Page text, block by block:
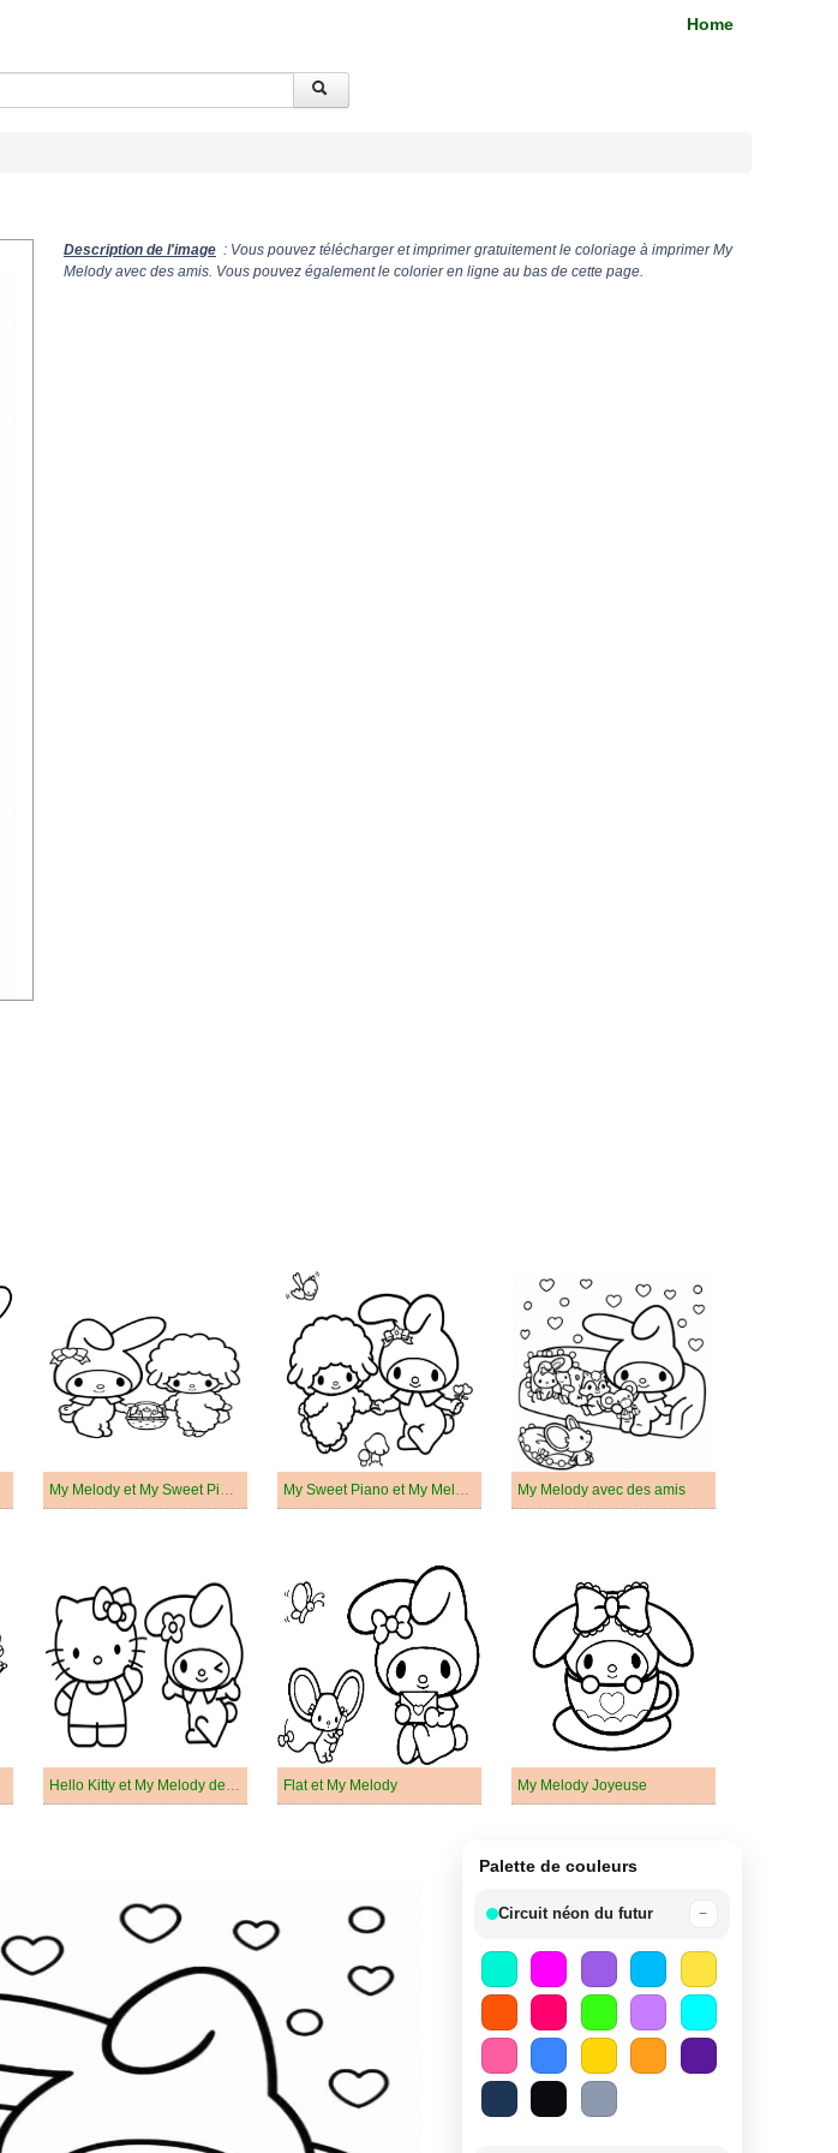
Home
Description de l'image : Vous pouvez télécharger et imprimer gratuitement le coloriage à imprimer My
Melody avec des amis. Vous pouvez également le colorier en ligne au bas de cette page.
My Melody avec des amis
Flat et My Melody My Melody Joyeuse
Palette de couleurs
Circuit néon du futur −